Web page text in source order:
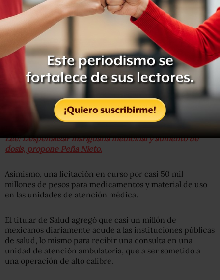
Narro Robles expuso que otro logro es la formalización de
trabajadores, pues en diciembre de próximo sumarán 65
mil plazas y más de 40 mil millones de pesos invertidos
para mejorar la infraestructura del sector.
Refirió que en el tema del abasto de medicamentos , que
tradicionalmente ha sido un problema en las
instituciones públicas, se logró el tema de las compras
consolidadascoordinadas por el Instituto Mexicano del
Seguro Social (IMSS),que han generado ahorros de casi
10 mil 800 millones de pesos.
Lee: Despenalizar mariguana medicinal y aumento de
dosis, propone Peña Nieto.
Asimismo, una licitación en curso por casi 50 mil
millones de pesos para medicamentos y material de uso
en las unidades de atención médica.
El titular de Salud agregó que casi un millón de
mexicanos diariamente acude a las instituciones públicas
de salud, lo mismo para recibir una consulta en una
unidad de atención ambulatoria, que a ser sometido a
una operación de alto calibre.